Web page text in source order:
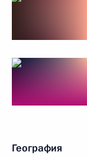
География